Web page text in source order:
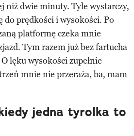
niż dwie minuty. Tyle wystarczy,
do prędkości i wysokości. Po
platformę czeka mnie
Tym razem już bez fartucha
lęku wysokości zupełnie
mnie nie przeraża, ba, mam
jedna tyrolka to